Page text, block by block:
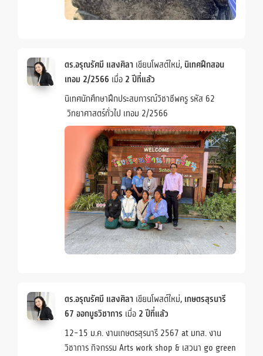
ดร.อรุณรัศมี แสงศิลา เขียนโพสต์ใหม่, นิเทศฝึกสอน
เทอม 2/2566 เมื่อ 2 ปีที่แล้ว
นิเทศนักศึกษาฝึกประสบการณ์วิชาชีพครู รหัส 62
วิทยาศาสตร์ทั่วไป เทอม 2/2566
ดร.อรุณรัศมี แสงศิลา เขียนโพสต์ใหม่, เกษตรสุรนารี
67 ออกบูธวิชาการ เมื่อ 2 ปีที่แล้ว
12-15 ม.ค. งานเกษตรสุรนารี 2567 at มทส. งาน
วิชาการ กิจกรรม Arts work shop & เสวนา go green